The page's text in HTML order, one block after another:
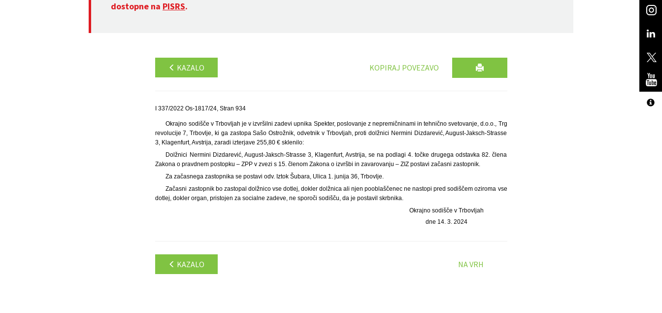
dostopne na PISRS.
KAZALO KOPIRAJ POVEZAVO
I 337/2022 Os-1817/24, Stran 934
Okrajno sodišče v Trbovljah je v izvršilni zadevi upnika Spekter, poslovanje z nepremičninami in tehnično svetovanje, d.o.o., Trg
revolucije 7, Trbovlje, ki ga zastopa Sašo Ostrožnik, odvetnik v Trbovljah, proti dolžnici Nermini Dizdarević, August-Jaksch-Strasse
3, Klagenfurt, Avstrija, zaradi izterjave 255,80 € sklenilo:
Dolžnici Nermini Dizdarević, August-Jaksch-Strasse 3, Klagenfurt, Avstrija, se na podlagi 4. točke drugega odstavka 82. člena
Zakona o pravdnem postopku – ZPP v zvezi s 15. členom Zakona o izvršbi in zavarovanju – ZIZ postavi začasni zastopnik.
Za začasnega zastopnika se postavi odv. Iztok Šubara, Ulica 1. junija 36, Trbovlje.
Začasni zastopnik bo zastopal dolžnico vse dotlej, dokler dolžnica ali njen pooblaščenec ne nastopi pred sodiščem oziroma vse
dotlej, dokler organ, pristojen za socialne zadeve, ne sporoči sodišču, da je postavil skrbnika.
Okrajno sodišče v Trbovljah
dne 14. 3. 2024
KAZALO NA VRH